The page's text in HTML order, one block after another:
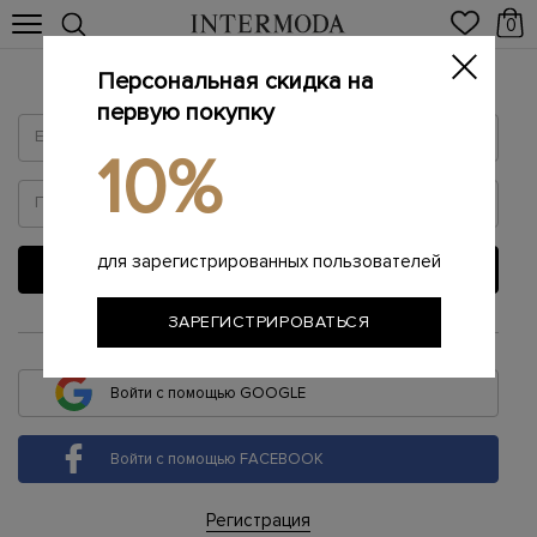
0
Войти
ВОЙТИ
или
Войти с помощью GOOGLE
Войти с помощью FACEBOOK
Регистрация
Персональная скидка на
первую покупку
10%
для зарегистрированных пользователей
ЗАРЕГИСТРИРОВАТЬСЯ